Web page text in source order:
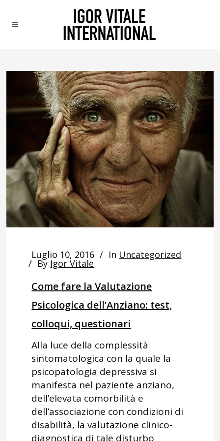
Luglio 10, 2016 In Uncategorized
By Igor Vitale
Come fare la Valutazione
Psicologica dell’Anziano: test,
colloqui, questionari
Alla luce della complessità
sintomatologica con la quale la
psicopatologia depressiva si
manifesta nel paziente anziano,
dell’elevata comorbilità e
dell’associazione con condizioni di
disabilità, la valutazione clinico-
diagnostica di tale disturbo